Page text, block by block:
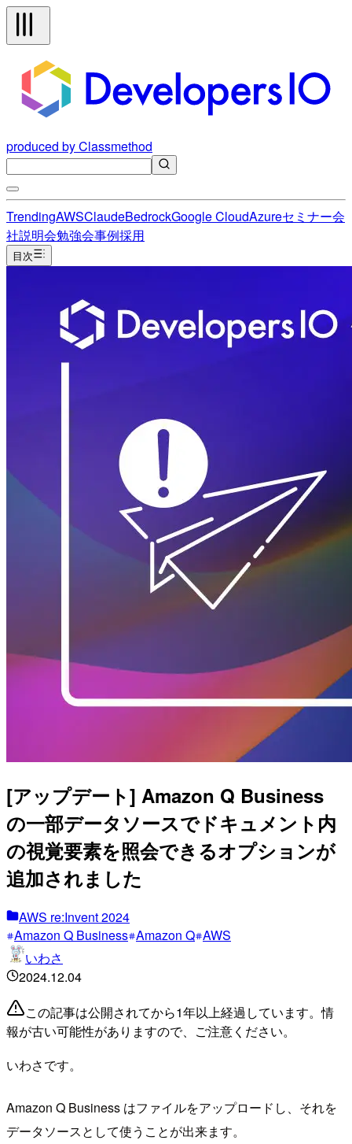
produced by Classmethod
TrendingAWSClaudeBedrockGoogle CloudAzureセミナー会
社説明会勉強会事例採用
目次
[アップデート] Amazon Q Business
の一部データソースでドキュメント内
の視覚要素を照会できるオプションが
追加されました
AWS re:Invent 2024
Amazon Q Business Amazon Q AWS
いわさ
2024.12.04
この記事は公開されてから1年以上経過しています。情
報が古い可能性がありますので、ご注意ください。
いわさです。
Amazon Q Business はファイルをアップロードし、それを
データソースとして使うことが出来ます。